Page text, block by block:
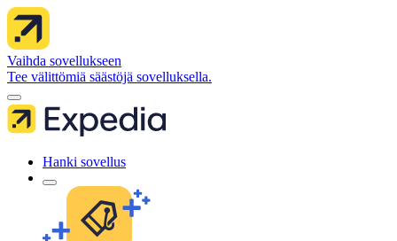
Vaihda sovellukseen
Tee välittömiä säästöjä sovelluksella.
Hanki sovellus